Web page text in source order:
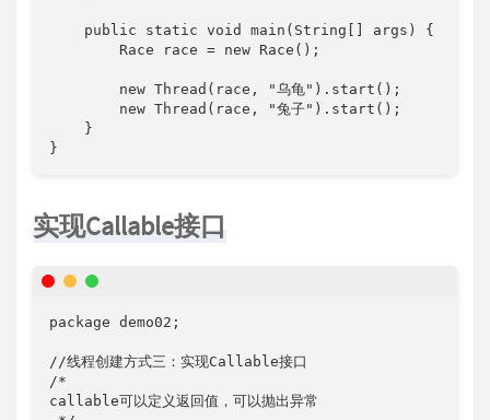
    public static void main(String[] args) {
        Race race = new Race();
        new Thread(race, "乌龟").start();
        new Thread(race, "兔子").start();
    }
}
实现Callable接口
package demo02;
//线程创建方式三：实现Callable接口
/*
callable可以定义返回值，可以抛出异常